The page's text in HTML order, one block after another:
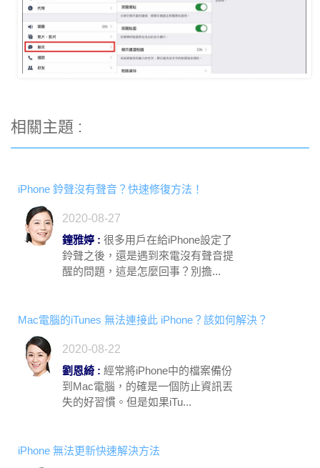
相關主題 :
iPhone 鈴聲沒有聲音？快速修復方法！
2020-08-27
鐘雅婷 : 很多用戶在給iPhone設定了
鈴聲之後，還是遇到來電沒有聲音提
醒的問題，這是怎麼回事？別擔...
Mac電腦的iTunes 無法連接此 iPhone？該如何解決？
2020-08-22
劉恩綺 : 經常將iPhone中的檔案備份
到Mac電腦，的確是一個防止資訊丟
失的好習慣。但是如果iTu...
iPhone 無法更新快速解決方法